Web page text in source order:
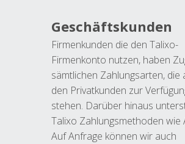
Geschäftskunden
Firmenkunden die den Talixo-
Firmenkonto nutzen, haben
sämtlichen Zahlungsarten, die
den Privatkunden zur
stehen. Darüber hinaus
Talixo Zahlungsmethoden wie
Auf Anfrage können wir auch